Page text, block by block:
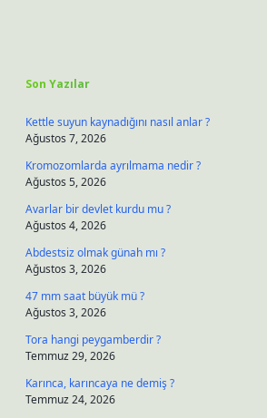
Son Yazılar
Kettle suyun kaynadığını nasıl anlar ?
Ağustos 7, 2026
Kromozomlarda ayrılmama nedir ?
Ağustos 5, 2026
Avarlar bir devlet kurdu mu ?
Ağustos 4, 2026
Abdestsiz olmak günah mı ?
Ağustos 3, 2026
47 mm saat büyük mü ?
Ağustos 3, 2026
Tora hangi peygamberdir ?
Temmuz 29, 2026
Karınca, karıncaya ne demiş ?
Temmuz 24, 2026